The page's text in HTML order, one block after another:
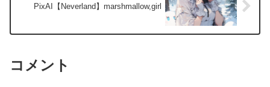
PixAI【Neverland】marshmallow,girl
コメント